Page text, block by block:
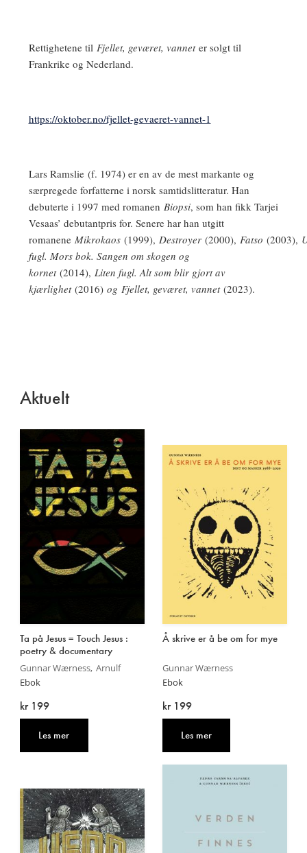
Rettighetene til Fjellet, geværet, vanneter solgt til
Frankrike og Nederland.
https://oktober.no/fjellet-gevaeret-vannet-1
Lars Ramslie(f. 1974) er en av de mest markante og
særpregede forfatterne i norsk samtidslitteratur. Han
debuterte i 1997 med romanen Biopsi, som han fikk Tarjei
Vesaas’ debutantpris for. Senere har han utgitt
romanene Mikrokaos (1999), Destroyer (2000), Fatso (2003),
fugl. Mors bok. Sangen om skogen og
kornet (2014), Liten fugl. Alt som blir gjort av
kjærlighet (2016) og Fjellet, geværet, vannet(2023).
Aktuelt
Ta på Jesus = Touch Jesus :
poetry & documentary
Gunnar Wærness Arnulf
Ebok
kr 199
Les mer
Å skrive er å be om for mye
Gunnar Wærness
Ebok
kr 199
Les mer